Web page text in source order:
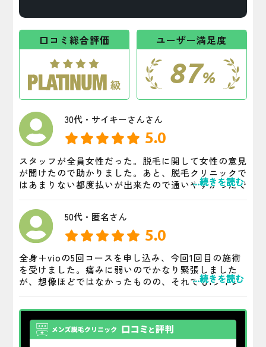
口コミ総合評価 ユーザー満足度
87%
30代・サイキーさんさん
5.0
スタッフが全員女性だった。脱毛に関して女性の意見
が聞けたので助かりました。あと、脱毛クリニックで
はあまりない都度払いが出来たので通いやすかったで
...続きを読む
50代・匿名さん
5.0
全身＋vioの5回コースを申し込み、今回1回目の施術
を受けました。痛みに弱いのでかなり緊張しました
が、想像ほどではなかったものの、それでもiライン
しかったですが、Vラインは思った程痛くなくてびっ
くり。 全体的にチクチクと針で刺されているような
痛みが連続して続く感じでしたが、麻酔が無くても耐
...続きを読む